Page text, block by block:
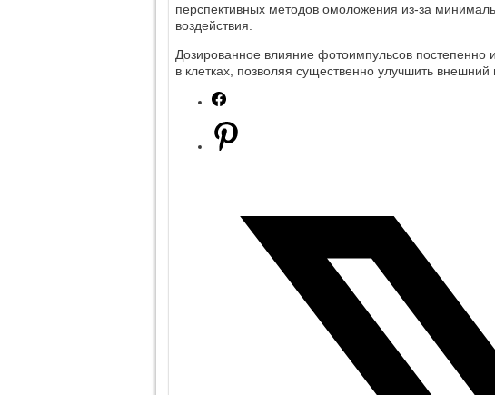
перспективных методов омоложения из-за
воздействия.
Дозированное влияние фотоимпульсов постепенно
в клетках, позволяя существенно улучшить внешний